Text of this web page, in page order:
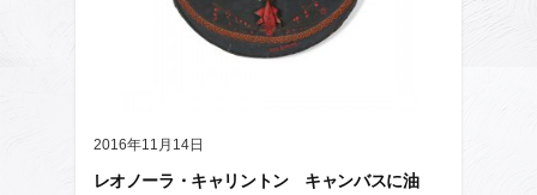
2016年11月14日
レオノーラ・キャリントン キャンバスに油